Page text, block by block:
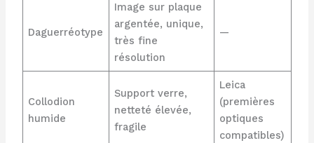
Daguerréotype
Image sur plaque
argentée, unique,
très fine
résolution
—
Collodion
humide
Support verre,
netteté élevée,
fragile
Leica
(premières
optiques
compatibles)